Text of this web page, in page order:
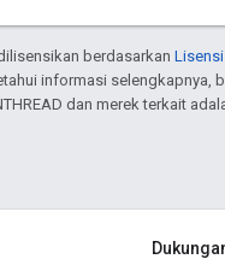
berdasarkan
informasi selengkapnya,
dan merek terkait